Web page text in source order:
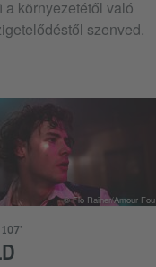
a környezetétől való
szenved.
© Flo Rainer/Amour Fou